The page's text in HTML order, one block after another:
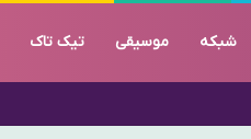
شبکه موسیقی‌ تیک تاک